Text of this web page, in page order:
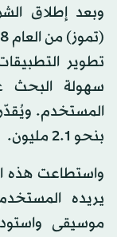
تطوير
سهولة البحث
المستخدم.
بنحو 2.1 مليون.
واستطاعت هذه
يريده
موسيقى